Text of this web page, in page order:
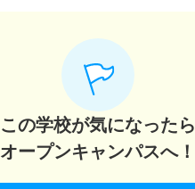
この学校が気になったら
オープンキャンパスへ！